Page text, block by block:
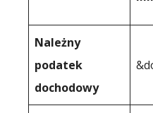
Należny
podatek
dochodowy